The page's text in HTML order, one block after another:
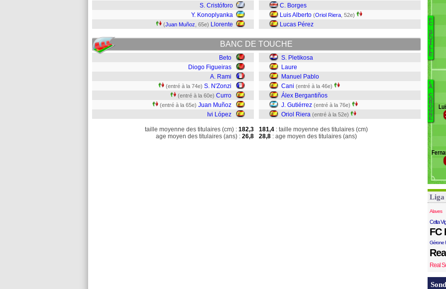
S. Cristóforo
Y. Konoplyanka
(Juan Muñoz , 65e) Llorente
C. Borges
Luis Alberto (Oriol Riera , 52e)
Lucas Pérez
BANC DE TOUCHE
Beto
Diogo Figueiras
A. Rami
(entré à la 74e) S. N'Zonzi
(entré à la 60e) Curro
(entré à la 65e) Juan Muñoz
Ivi López
taille moyenne des titulaires (cm) : 182,3
age moyen des titulaires (ans) : 26,8
S. Pletikosa
Laure
Manuel Pablo
Cani (entré à la 46e)
Álex Bergantiños
J. Gutiérrez (entré à la 76e)
Oriol Riera (entré à la 52e)
181,4 : taille moyenne des titulaires (cm)
28,8 : age moyen des titulaires (ans)
F
C
S
E
V
I
L
L
E
L
A
C
O
R
O
G
N
E
Liga
Alaves
Celta
FC
Gérone
Real